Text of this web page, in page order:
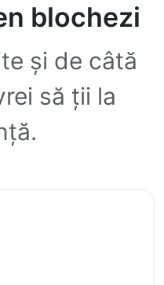
blochezi
și de câtă
să ții la